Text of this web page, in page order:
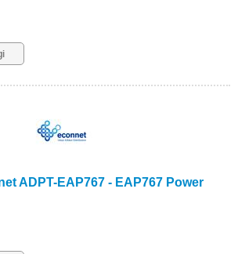
ADPT-EAP767 - EAP767 Power